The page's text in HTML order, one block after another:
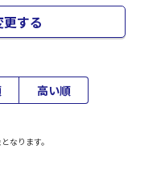
する
高い順
なります。